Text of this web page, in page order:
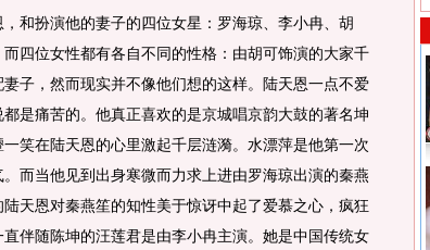
扮演他的妻子的四位女星：罗海琼、李小冉、胡
四位女性都有各自不同的性格：由胡可饰演的大家千
子，然而现实并不像他们想的这样。陆天恩一点不爱
是痛苦的。他真正喜欢的是京城唱京韵大鼓的著名坤
笑在陆天恩的心里激起千层涟漪。水漂萍是他第一次
而当他见到出身寒微而力求上进由罗海琼出演的秦燕
天恩对秦燕笙的知性美于惊讶中起了爱慕之心，疯狂
伴随陈坤的汪莲君是由李小冉主演。她是中国传统女